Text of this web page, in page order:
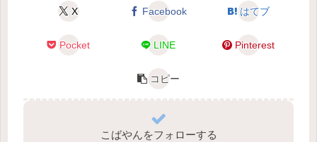
X Facebook はてブ
Pocket LINE Pinterest
コピー
こばやんをフォローする